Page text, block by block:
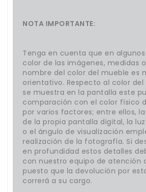
NOTA IMPORTANTE:
Tenga en cuenta que en
color de las imágenes, medidas
nombre del color del mueble es
orientativo. Respecto al color
se muestra en la pantalla este
comparación con el color físico
por varios factores; entre ellos,
de la propia pantalla digital, la
o el ángulo de visualización
realización de la fotografía. Si
en profundidad estos detalles
con nuestro equipo de atención
puesto que la devolución por
correrá a su cargo.